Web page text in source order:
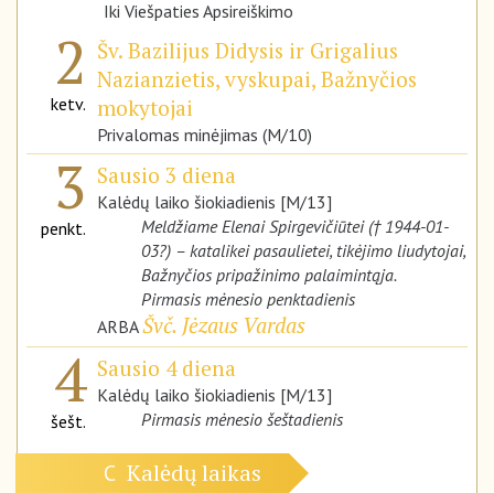
Iki Viešpaties Apsireiškimo
2
ketv.
Šv. Bazilijus Didysis ir Grigalius
Nazianzietis, vyskupai, Bažnyčios
mokytojai
Privalomas minėjimas (M/10)
3
penkt.
Sausio 3 diena
Kalėdų laiko šiokiadienis [M/13]
Meldžiame Elenai Spirgevičiūtei († 1944-01-
03?) – katalikei pasaulietei, tikėjimo liudytojai,
Bažnyčios pripažinimo palaimintąja.
Pirmasis mėnesio penktadienis
ARBAŠvč. Jėzaus Vardas
4
šešt.
Sausio 4 diena
Kalėdų laiko šiokiadienis [M/13]
Pirmasis mėnesio šeštadienis
C Kalėdų laikas